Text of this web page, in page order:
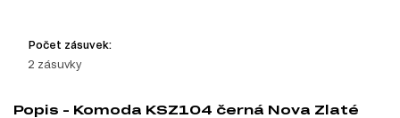
Počet zásuvek:
2 zásuvky
Popis - Komoda KSZ104 černá Nova Zlaté